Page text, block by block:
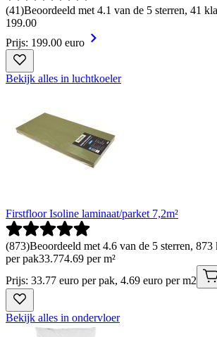
(41)Beoordeeld met 4.1 van de 5 sterren, 41
199.00
Prijs: 199.00 euro
Bekijk alles in luchtkoeler
Firstfloor Isoline laminaat/parket 7,2m²
(873)Beoordeeld met 4.6 van de 5 sterren,
per pak33.774.69 per m²
Prijs: 33.77 euro per pak, 4.69 euro per m2
Bekijk alles in ondervloer